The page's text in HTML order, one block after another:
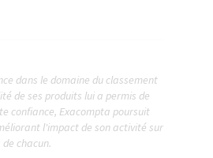
dans le domaine du classement
de ses produits lui a permis de
confiance, Exacompta poursuit
l'impact de son activité sur
chacun.